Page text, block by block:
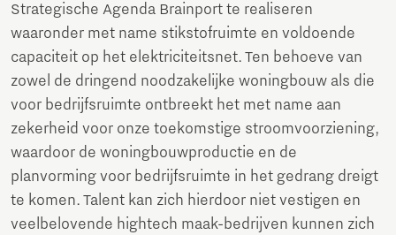
Strategische Agenda Brainport te realiseren
waaronder met name stikstofruimte en voldoende
capaciteit op het elektriciteitsnet. Ten behoeve van
zowel de dringend noodzakelijke woningbouw als die
voor bedrijfsruimte ontbreekt het met name aan
zekerheid voor onze toekomstige stroomvoorziening,
waardoor de woningbouwproductie en de
planvorming voor bedrijfsruimte in het gedrang dreigt
te komen. Talent kan zich hierdoor niet vestigen en
veelbelovende hightech maak-bedrijven kunnen zich